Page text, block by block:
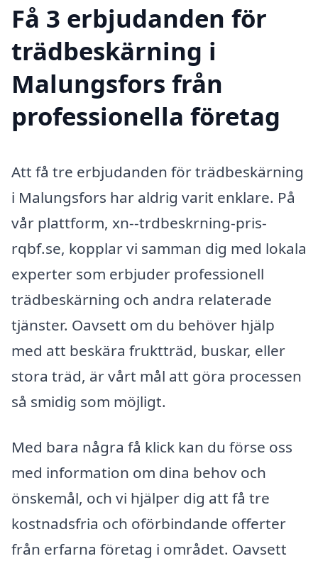
Få 3 erbjudanden för
trädbeskärning i
Malungsfors från
professionella företag
Att få tre erbjudanden för trädbeskärning
i Malungsfors har aldrig varit enklare. På
vår plattform, xn--trdbeskrning-pris-
rqbf.se, kopplar vi samman dig med lokala
experter som erbjuder professionell
trädbeskärning och andra relaterade
tjänster. Oavsett om du behöver hjälp
med att beskära fruktträd, buskar, eller
stora träd, är vårt mål att göra processen
så smidig som möjligt.
Med bara några få klick kan du förse oss
med information om dina behov och
önskemål, och vi hjälper dig att få tre
kostnadsfria och oförbindande offerter
från erfarna företag i området. Oavsett